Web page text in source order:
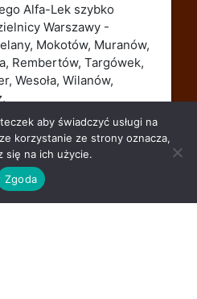
Alfa-Lek szybko
Warszawy -
Mokotów, Muranów,
Rembertów, Targówek,
Wesoła, Wilanów,
aby świadczyć usługi na
korzystanie ze strony oznacza,
się na ich użycie.
Zgoda